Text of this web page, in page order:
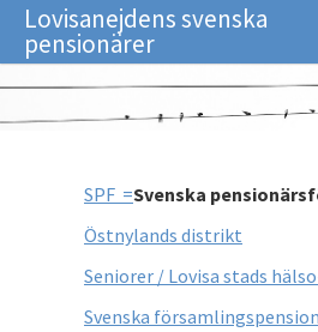
Lovisanejdens svenska
pensionärer
SPF =Svenska
Östnylands distrikt
Seniorer / Lovisa stads
Svenska